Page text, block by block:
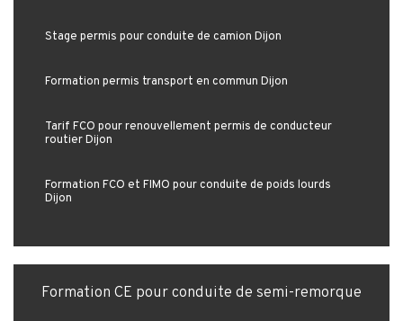
Stage permis pour conduite de camion Dijon
Formation permis transport en commun Dijon
Tarif FCO pour renouvellement permis de conducteur
routier Dijon
Formation FCO et FIMO pour conduite de poids lourds
Dijon
Formation CE pour conduite de semi-remorque